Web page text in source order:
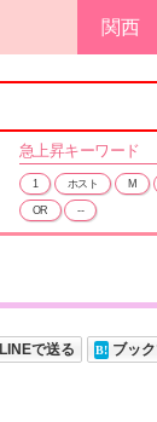
関西
急上昇キーワード
1 ホスト M
OR --
LINEで送る ブッ